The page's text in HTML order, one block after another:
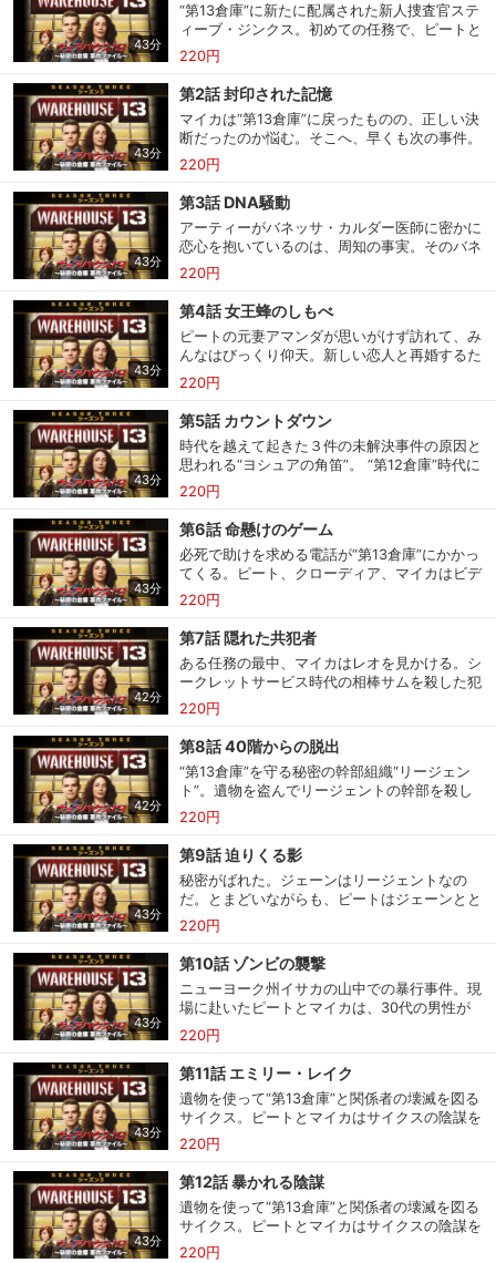
会員設定 会員情報
会員情報変更
基本情報、本人連絡先、パスワード 、クレ
ジットカード情報の変更が可能です。
決済方法変更 決済方法の変更が可能です。
Myクーポン
現在獲得済みのお得なクーポンを確認でき
ます。
購入履歴
レンタル、購入、定額見放題の購入履歴の
確認が可能です。こちらから視聴いただく
と便利です。
お気に入り
す。お気に入りに追加した作品の削除も可
能です。
閲覧履歴
サイト内の閲覧履歴を確認できます。履歴
視聴年齢制限
サイト内で表示される作品の表示制限が可
能です。5段階の年齢区分から選択できま
す。
43分
“第13倉庫”に新たに配属された新人捜査官ステ
ィーブ・ジンクス。初めての任務で、ピートと
ともにデンバーへ。連続怪死事件の捜査だ。銀
行家の秘密会合がからんでいる。事件を担当す
るＦＢＩのサリー・ストコウスキー捜査官が協
力をしぶるので、ピートは “第13倉庫”の元捜
査官マイカの応援を求める。被害者が息を引き
取る前に口にした言葉の意味を解釈するため
だ。シェイクスピアの呪われた作品集が連続殺
ーブの命が狙われるが、マイカが捜査官として
の本能を発揮して、命を救う。容疑者を求めて
銀行家の会合に潜入捜査するピートとスティー
ブ。不法侵入でストコウスキーに逮捕されてし
まう。マイカは次の犠牲者３人をかろうじて救
待つ謎の人物２人。１人はストコウスキー捜査
官だった。事件解決に力を貸したマイカは、気
持ちを入れ替えて“第13倉庫”に戻ってくるだろ
うか？
220円
43分
第2話 封印された記憶
マイカは“第13倉庫”に戻ったものの、正しい決
断だったのか悩む。そこへ、早くも次の事件。
シアトルの殺人事件の裁判で、証人たちが次々
と幼児化して記憶を失っているのだ。ピートと
マイカはまず殺人事件の容疑者と弁護士から捜
査を始める。すると、目撃者たちにつきまとう
若い記者が原因だと言われる。ところが、この
記者も幼児化。さらにピートも記憶を失ってし
まう。一刻を争う事態だ。マイカはピートを救
方、遺物のナイフを取り戻すという初任務を与
えられたクローディア。アーティーは彼女の実
力を本当に信頼しているのかな？
220円
43分
第3話 DNA騒動
アーティーがバネッサ・カルダー医師に密かに
恋心を抱いているのは、周知の事実。そのバネ
ッサがアーティーに応援を求めてくる。女性が
変死し、遺体が粘土になって崩壊するという怪
事件が続発しているのだ。被害者のＤＮＡを分
析すると、もはや人間のものではない。なんと
コンピューターウイルスに感染していた。そこ
でコンピューターの天才であるヒューゴ・ミラ
ーが捜査に参加。ところが、ヒューゴがバネッ
くない。被害者は全員がコンピューターを使っ
たのぞきの被害を受けていた。捜査の手が迫る
と、犯人は電器店のテレビの画面を通してウイ
ルスをばらまき、大勢が感染。早く犯人と遺物
を見つけないと、店内の全員が粘土になってし
はヒューゴだけだが、そのヒューゴも感染して
しまっている…。一方、同じベッドで目覚めた
ピートとマイカ。何があったのか記憶がまった
くない。決まり悪いのを我慢して、足どりをさ
かのぼろうと“第13倉庫”に手がかりを探すと、
る。一体何があったのか？
220円
43分
第4話 女王蜂のしもべ
ピートの元妻アマンダが思いがけず訪れて、み
んなはびっくり仰天。新しい恋人と再婚するた
めに町に来たのだという。ところが、結婚式の
当日、古代エジプトの女王の持ち物だった遺物
のために、付添人たちは花嫁を女王蜂と見なす
ようになる。そして、殺人蜂の大群のように、
結婚式の出席客と新郎に襲いかかる。ピートと
マイカは付添人の攻撃をかわして、アマンダに
突き刺さった蜂の針を抜き取ろうとするが…。
回収するという任務で、南北戦争の再現イベン
トへ。戦うフリをするだけのはずだが、どうも
おかしい。再現俳優の１人が規則に従っていな
いようだ。自分が南北戦争で闘う兵士であると
信じ込んで、スティーブも含め戦場の全員を制
220円
43分
第5話 カウントダウン
時代を越えて起きた３件の未解決事件の原因と
思われる“ヨシュアの角笛”。 “第12倉庫”時代に
Ｈ・Ｇ・ウェルズが発見した遺物だ。この古代
の角笛をロケットとつなぎ合わせた発明品は、
行く手をさえぎるものすべてを粉砕できる。だ
が、今回の犠牲者は、20キロ以内に何もない
場所で粉砕されていた。遺物の破壊力の限界を
超えている。改造が加えられているのだ。ピー
ト、マイカ、Ｈ・Ｇ・ウェルズはかつての事件
父親の死を目撃した少年が遺物を盗んだと結論
する。そして、現代。人里離れた衛星基地で、
髪をふり乱した男が、ロケット打ち上げを企て
ている。着弾地点は満員の野球場。これで父親
を生き返らせることができると幻想を抱いてい
られなかったロケットを、“第13倉庫”の捜査官
がついに止められるだろうか？
220円
43分
第6話 命懸けのゲーム
必死で助けを求める電話が“第13倉庫”にかかっ
てくる。ピート、クローディア、マイカはビデ
オゲーム開発者２名の救助に向かう。その１人
は“第13倉庫”にもお馴染みのファーゴ。ビアト
リクス・ポターのティーセットでお茶を飲んだ
ため、現実と幻覚の間に囚われてしまったの
だ。心拍が危険なほど上昇している。救出する
ためには、ゲーム世界に入っていくしかない。
そこはなんと“第13倉庫”を元にした世界。各レ
探し出し、恐怖に直面するのだ。ゲームの中で
死んだら、現実世界でも死んでしまう。一方、
アーティーとスティーブは、ＦＢＩのストコウ
スキーに依頼されて、画廊での怪死事件の捜査
に協力する。ヴァン・ゴッホの名画「嵐の夜」
絵画を回収しようとするが、ストコウスキーに
妨害される。
220円
42分
第7話 隠れた共犯者
ある任務の最中、マイカはレオを見かける。シ
ークレットサービス時代の相棒サムを殺した犯
人だ。だが、混雑する鉄道駅で見失ってしま
う。サムとの情事の悲しい思い出に包まれるマ
イカ。かつての同僚たちの応援を得て、レオを
追跡する。レオはまたも逃亡。ピートとマイカ
は遺物がからんでいると気づく。時間を止める
ことができる遺物だ。唯一の手がかりはサムが
マイカに残した空白のグリーティングカード。
れとも、また相棒を失うことになるのだろう
か？ピートに向かって撃ち出された銃弾は、時
間が止まって静止している。銃弾がまた動き始
める前に時を止めることができるか、マイカ次
第だ。一方、“第13倉庫”では、アーティーに４
220円
42分
第8話 40階からの脱出
“第13倉庫”を守る秘密の幹部組織“リージェン
ト”。遺物を盗んでリージェントの幹部を殺し
ていた犯人はストコウスキーだった。“第13倉
庫”捜査官たちはストコウスキーを尋問する。
リージェント３名が秘密で集まっているビルが
遺物により崩壊の危機に瀕しているとわかり、
アーティーとマイカはリージェントとともに脱
出を図る。ピートとクローディアはストコウス
キーの共犯者を探し求める。ベルリンの壁を崩
ている可能性があるからだ。フレデリック夫人
はストコウスキーの口を割らせようと強引な手
段に訴える。これに反対するスティーブは、フ
レデリック夫人に銃を向ける。
220円
43分
第9話 迫りくる影
秘密がばれた。ジェーンはリージェントなの
だ。とまどいながらも、ピートはジェーンとと
もにジェーンの記憶の中へ旅立つ。ジェーンの
目的は任務だけ。“Ａ-Ｚテクノロジー”とリー
ジェント連続殺人事件の関連を探ることだ。ピ
ートの目的はもっと個人的なことにある。一
方、地元のＴシャツ店の店主が消滅するという
事件が発生。マイカとクローディアが捜査に赴
く。さらに、もう１人の人物が消滅。Ｔシャツ
アは、事件との関連を知ることになる。元店員
のメーガンが腹を立てると、相手が消滅してし
まうのだ。さらに消滅事件が起こり、メーガン
は犯人ではないとわかる。何者かがメーガンを
尾行しているのだ。だが、誰が？Ｔシャツ店の
跡に発展。マイカとクローディアは、ジェフの
武器である双眼鏡の回収に成功する。ジェーン
の記憶の中を旅するピートとジェーン。ピート
の父親の通夜を訪れる。
220円
43分
第10話 ゾンビの襲撃
ニューヨーク州イサカの山中での暴行事件。現
場に赴いたピートとマイカは、30代の男性が
凍えながらシカを貪っているのを発見する。被
害者に残された歯痕が人間に似ているため、ゾ
ンビではないかと考えるピート。マイカは納得
がいかない。次の事件現場を訪れると、ピート
が噛みつかれてしまう。新たな被害者だ。とこ
ろが、驚いたことに、ピートではなく、マイカ
にゾンビ化の症状が表れる。遺物は19世紀のガ
ス捜査官は“第13倉庫”を後にしてから、親友の
はずのクローディアに冷淡な態度ばかり。クロ
ーディアがバンドで演奏すると大喜びで伝えて
も、絶交を宣言するほどだ。その上、クローデ
ィアは占い箱に“真夜中までに死ぬ”と予言され
220円
43分
第11話 エミリー・レイク
遺物を使って“第13倉庫”と関係者の壊滅を図る
サイクス。ピートとマイカはサイクスの陰謀を
阻止しようと奔走する。２部構成の第１部。
220円
43分
第12話 暴かれる陰謀
遺物を使って“第13倉庫”と関係者の壊滅を図る
サイクス。ピートとマイカはサイクスの陰謀を
阻止しようと奔走する。２部構成の第２部。
220円